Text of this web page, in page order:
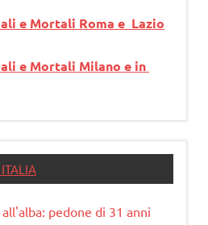
e Mortali Roma e Lazio
e Mortali Milano e in
pedone di 31 anni